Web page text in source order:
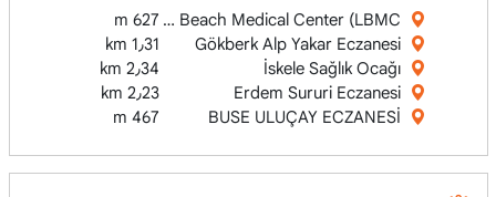
Long Beach Medical Center (LBMC)
627 m
Gökberk Alp Yakar Eczanesi
1٫31 km
İskele Sağlık Ocağı
2٫34 km
Erdem Sururi Eczanesi
2٫23 km
BUSE ULUÇAY ECZANESİ
467 m